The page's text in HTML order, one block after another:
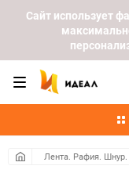
Cайт использует
Лента. Рафия.